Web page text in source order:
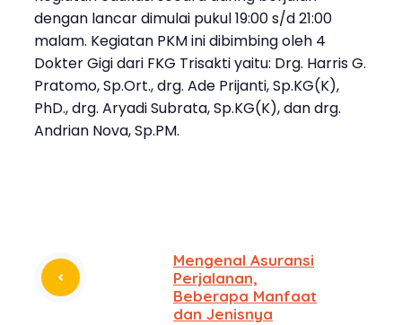
dengan lancar dimulai pukul 19:00 s/d 21:00
malam. Kegiatan PKM ini dibimbing oleh 4
Dokter Gigi dari FKG Trisakti yaitu: Drg. Harris G.
Pratomo, Sp.Ort., drg. Ade Prijanti, Sp.KG(K),
PhD., drg. Aryadi Subrata, Sp.KG(K), dan drg.
Andrian Nova, Sp.PM.
Mengenal Asuransi
Perjalanan,
Beberapa Manfaat
dan Jenisnya